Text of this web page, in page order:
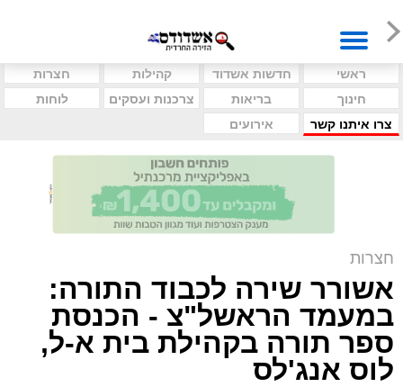
ראשי חדשות אשדוד קהילות
חצרות
חינוך
בריאות צרכנות ועסקים
לוחות
צרו איתנו קשר
אירועים
חצרות
אשורר שירה לכבוד התורה:
במעמד הראשל"צ - הכנסת
ספר תורה בקהילת בית א-ל,
לוס אנג'לס